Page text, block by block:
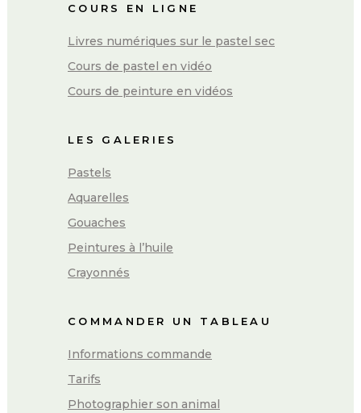
COURS EN LIGNE
Livres numériques sur le pastel sec
Cours de pastel en vidéo
Cours de peinture en vidéos
LES GALERIES
Pastels
Aquarelles
Gouaches
Peintures à l’huile
Crayonnés
COMMANDER UN TABLEAU
Informations commande
Tarifs
Photographier son animal